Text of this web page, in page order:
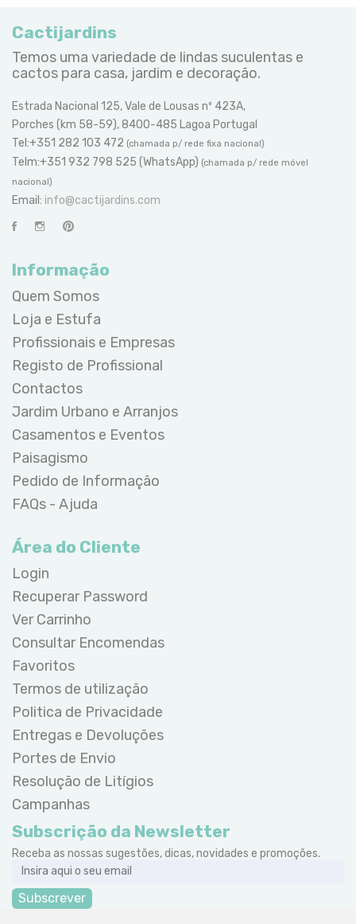
Cactijardins
Temos uma variedade de lindas suculentas e
cactos para casa, jardim e decoração.
Estrada Nacional 125, Vale de Lousas nº 423A,
Porches (km 58-59), 8400-485 Lagoa Portugal
Tel:+351 282 103 472 (chamada p/ rede fixa nacional)
Telm:+351 932 798 525 (WhatsApp) (chamada p/ rede móvel
nacional)
Email: info@cactijardins.com
Informação
Quem Somos
Loja e Estufa
Profissionais e Empresas
Registo de Profissional
Contactos
Jardim Urbano e Arranjos
Casamentos e Eventos
Paisagismo
Pedido de Informação
FAQs - Ajuda
Área do Cliente
Login
Recuperar Password
Ver Carrinho
Consultar Encomendas
Favoritos
Termos de utilização
Politica de Privacidade
Entregas e Devoluções
Portes de Envio
Resolução de Litígios
Campanhas
Subscrição da Newsletter
Receba as nossas sugestões, dicas, novidades e promoções.
Subscrever